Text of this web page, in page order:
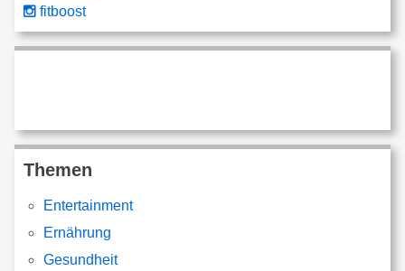
fitboost
Themen
Entertainment
Ernährung
Gesundheit